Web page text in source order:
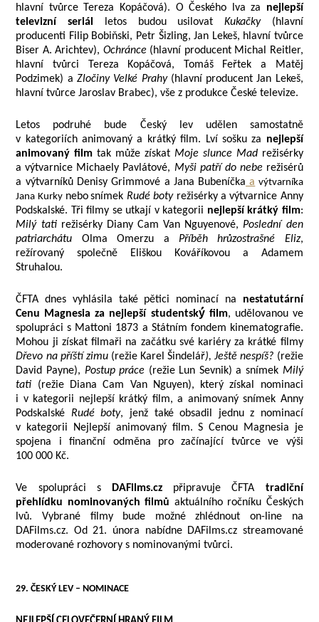
hlavní tvůrce Tereza Kopáčová). O Českého lva za nejlepší
televizní seriál
letos budou usilovat Kukačky (hlavní
producenti Filip Bobiňski, Petr Šizling, Jan Lekeš, hlavní tvůrce
Biser A. Arichtev), Ochránce(hlavní producent Michal Reitler,
hlavní tvůrci Tereza Kopáčová, Tomáš Feřtek a Matěj
Podzimek) a Zločiny Velké Prahy(hlavní producent Jan Lekeš,
hlavní tvůrce Jaroslav Brabec), vše z produkce České televize.
Letos podruhé bude Český lev udělen samostatně
v kategoriích animovaný a krátký film. Lví sošku za nejlepší
animovaný film tak může získat Moje slunce Madrežisérky
a výtvarnice Michaely Pavlátové, Myši patří do neberežisérů
a výtvarníků Denisy Grimmové a Jana Bubeníčka a výtvarníka
Jana Kurkynebo snímek Rudé botyrežisérky a výtvarnice Anny
Podskalské. Tři filmy se utkají v kategorii nejlepší krátký film:
Milý tatirežisérky Diany Cam Van Nguyenové,Poslední den
patriarchátu Olma Omerzu a Příběh hrůzostrašné Eliz,
režírovaný společně Eliškou Kováříkovou a Adamem
Struhalou.
ČFTA dnes vyhlásila také pětici nominací na nestatutární
Cenu Magnesia za nejlepší studentský́ film, udělovanou ve
spolupráci s Mattoni 1873 a Státním fondem kinematografie.
Mohou ji získat filmaři na začátku své kariéry za krátké filmy
Dřevo na příští zimu(režie Karel Šindelář), Ještě nespíš? (režie
David Payne), Postup práce (režie Lun Sevnik) a snímek Milý
tati (režie Diana Cam Van Nguyen), který získal nominaci
i v kategorii nejlepší krátký film, a animovaný snímek Anny
Podskalské Rudé boty, jenž také obsadil jednu z nominací
v kategorii Nejlepší animovaný film. S Cenou Magnesia je
spojena i finanční odměna pro začínající tvůrce ve výši
100 000 Kč.
Ve spolupráci s DAFilms.cz připravuje ČFTA tradiční
přehlídku nominovaných filmů aktuálního ročníku Českých
lvů. Vybrané filmy bude možné zhlédnout on-line na
DAFilms.cz. Od 21. února nabídne DAFilms.cz streamované
moderované rozhovory s nominovanými tvůrci.
29. ČESKÝ LEV – NOMINACE